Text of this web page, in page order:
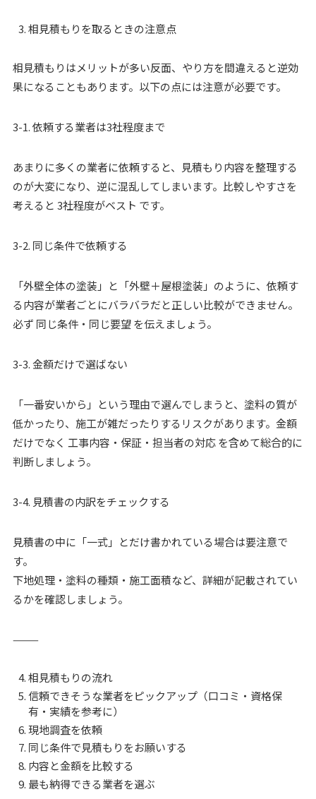
相見積もりを取るときの注意点
相見積もりはメリットが多い反面、やり方を間違えると逆効
果になることもあります。以下の点には注意が必要です。
3-1. 依頼する業者は3社程度まで
あまりに多くの業者に依頼すると、見積もり内容を整理する
のが大変になり、逆に混乱してしまいます。比較しやすさを
考えると 3社程度がベスト です。
3-2. 同じ条件で依頼する
「外壁全体の塗装」と「外壁＋屋根塗装」のように、依頼す
る内容が業者ごとにバラバラだと正しい比較ができません。
必ず 同じ条件・同じ要望 を伝えましょう。
3-3. 金額だけで選ばない
「一番安いから」という理由で選んでしまうと、塗料の質が
低かったり、施工が雑だったりするリスクがあります。金額
だけでなく 工事内容・保証・担当者の対応 を含めて総合的に
判断しましょう。
3-4. 見積書の内訳をチェックする
見積書の中に「一式」とだけ書かれている場合は要注意で
す。
下地処理・塗料の種類・施工面積など、詳細が記載されてい
るかを確認しましょう。
⸻
相見積もりの流れ
信頼できそうな業者をピックアップ（口コミ・資格保
有・実績を参考に）
現地調査を依頼
同じ条件で見積もりをお願いする
内容と金額を比較する
最も納得できる業者を選ぶ